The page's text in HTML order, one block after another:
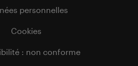
personnelles
Cookies
: non conforme